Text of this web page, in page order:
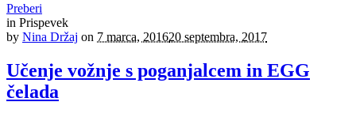
Preberi
in Prispevek
by Nina Držaj on 7 marca, 201620 septembra, 2017
Učenje vožnje s poganjalcem in EGG
čelada